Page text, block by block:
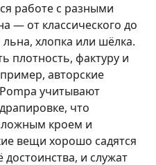
работе с разными
— от классического до
хлопка или шёлка.
плотность, фактуру и
авторские
учитывают
что
кроем и
вещи хорошо садятся
и служат